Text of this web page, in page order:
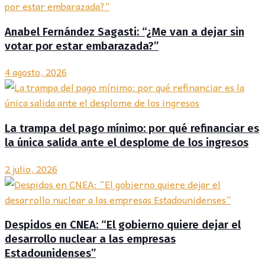
Anabel Fernández Sagasti: “¿Me van a dejar sin
votar por estar embarazada?”
4 agosto, 2026
La trampa del pago mínimo: por qué refinanciar es
la única salida ante el desplome de los ingresos
2 julio, 2026
Despidos en CNEA: “El gobierno quiere dejar el
desarrollo nuclear a las empresas
Estadounidenses”